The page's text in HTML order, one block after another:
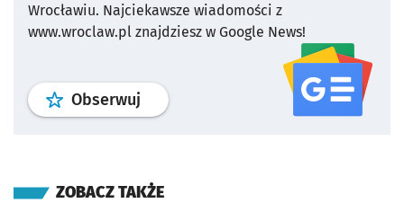
Wrocławiu. Najciekawsze wiadomości z
www.wroclaw.pl znajdziesz w Google News!
Obserwuj profil serwisu
ZOBACZ TAKŻE